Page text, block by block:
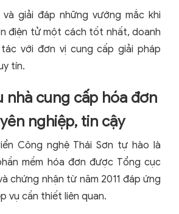
giải đáp những vướng mắc khi
điện tử một cách tốt nhất, doanh
với đơn vị cung cấp giải pháp
tín.
nhà cung cấp hóa đơn
nghiệp, tin cậy
Công nghệ Thái Sơn tự hào là
mềm hóa đơn được Tổng cục
chứng nhận từ năm 2011 đáp ứng
vụ cần thiết liên quan.